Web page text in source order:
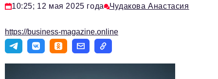
Импортозамещение
Авторские материалы
10:25; 12 мая 2025 года Чудакова Анастасия
https://business-magazine.online